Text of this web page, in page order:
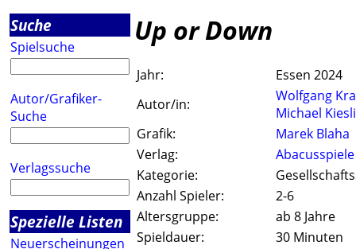
Suche
Spielsuche
Autor/Grafiker-
Suche
Verlagssuche
Spezielle Listen
Neuerscheinungen
Up or Down
Jahr:
Essen 2024
Autor/in:
Wolfgang
Michael
Grafik:
Marek Blaha
Verlag:
Abacusspiele
Kategorie:
Anzahl Spieler:
2-6
Altersgruppe:
ab 8 Jahre
Spieldauer:
30 Minuten